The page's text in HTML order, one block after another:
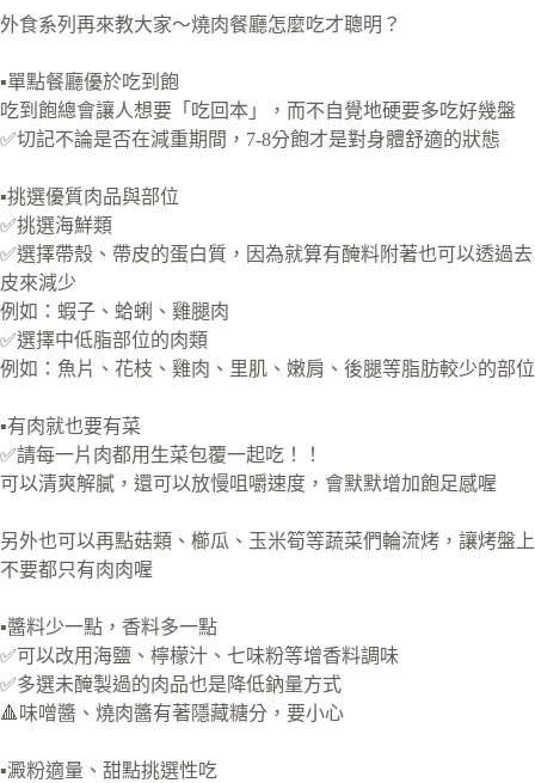
外食系列再來教大家～燒肉餐廳怎麼吃才聰明？
▪️單點餐廳優於吃到飽
吃到飽總會讓人想要「吃回本」，而不自覺地硬要多吃好幾盤
✅切記不論是否在減重期間，7-8分飽才是對身體舒適的狀態
▪️挑選優質肉品與部位
✅挑選海鮮類
✅選擇帶殼、帶皮的蛋白質，因為就算有醃料附著也可以透過去
皮來減少
例如：蝦子、蛤蜊、雞腿肉
✅選擇中低脂部位的肉類
例如：魚片、花枝、雞肉、里肌、嫩肩、後腿等脂肪較少的部位
▪️有肉就也要有菜
✅請每一片肉都用生菜包覆一起吃！！
可以清爽解膩，還可以放慢咀嚼速度，會默默增加飽足感喔
另外也可以再點菇類、櫛瓜、玉米筍等蔬菜們輪流烤，讓烤盤上
不要都只有肉肉喔
▪️醬料少一點，香料多一點
✅可以改用海鹽、檸檬汁、七味粉等增香料調味
✅多選未醃製過的肉品也是降低鈉量方式
🔺味噌醬、燒肉醬有著隱藏糖分，要小心
▪️澱粉適量、甜點挑選性吃